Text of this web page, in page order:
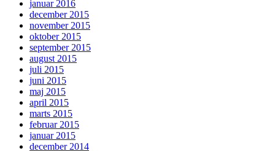
januar 2016
december 2015
november 2015
oktober 2015
september 2015
august 2015
juli 2015
juni 2015
maj 2015
april 2015
marts 2015
februar 2015
januar 2015
december 2014